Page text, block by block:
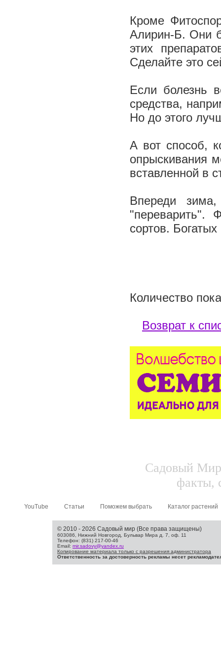
Кроме
Алирин-Б. Они
этих
Сделайте это
Если болезнь
средства,
Но до этого
А вот способ,
опрыскивания
вставленной в
Впереди
"переварить".
сортов.
Количество
Возврат к
Садовый
факты,
YouTube Статьи Поможем выбрать Каталог растений
© 2010 - 2026 Садовый мир (Все права защищены)
603086, Нижний Новгород, Бульвар Мира д. 7, оф. 11
Телефон: (831) 217-00-46
Email: mir.sadovy@yandex.ru
Копирование материала только с разрешения администратора
Ответственность за достоверность рекламы несет